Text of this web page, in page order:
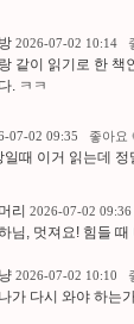
2026-07-02 10:14
같이 읽기로 한 책
. ㅋㅋ
07-02 09:35 좋아요
일때 이거 읽는데
리 2026-07-02 09:36
님, 멋져요! 힘들 때
2026-07-02 10:10
가 다시 와야 하는